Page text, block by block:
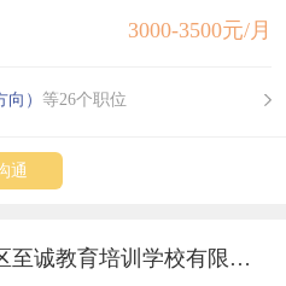
3000-3500元/月
） 等26个职位
通
九江市浔阳区至诚教育培训学校有限公司